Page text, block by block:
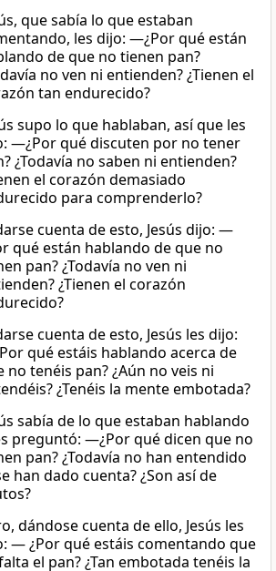
que sabía lo que estaban
les dijo: ―¿Por qué están
de que no tienen pan?
no ven ni entienden? ¿Tienen el
tan endurecido?
supo lo que hablaban, así que les
—¿Por qué discuten por no tener
¿Todavía no saben ni entienden?
el corazón demasiado
para comprenderlo?
cuenta de esto, Jesús dijo: —
qué están hablando de que no
pan? ¿Todavía no ven ni
¿Tienen el corazón
cuenta de esto, Jesús les dijo:
qué estáis hablando acerca de
no tenéis pan? ¿Aún no veis ni
¿Tenéis la mente embotada?
sabía de lo que estaban hablando
preguntó: —¿Por qué dicen que no
pan? ¿Todavía no han entendido
han dado cuenta? ¿Son así de
dándose cuenta de ello, Jesús les
— ¿Por qué estáis comentando que
el pan? ¿Tan embotada tenéis la